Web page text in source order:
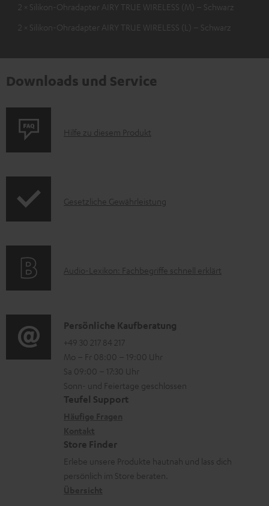
2 × Silikon-Ohradapter AIRY TRUE WIRELESS (M) – Schwarz
2 × Silikon-Ohradapter AIRY TRUE WIRELESS (L) – Schwarz
Downloads und Service
P
u
A
Hilfe zu diesem Produkt
I
r
t
i
o
n
e
r
Gesetzliche Gewährleistung
A
i
o
-
L
e
k
o
Audio-Lexikon: Fachbegriffe schnell erklärt
K
o
n
t
a
d
a
Persönliche Kaufberatung
+49 30 217 84 217
Mo – Fr 08:00 – 19:00 Uhr
Sa 09:00 – 17:30 Uhr
Sonn- und Feiertage geschlossen
Teufel Support
Store Finder
Erlebe unsere Produkte hautnah und lass dich
persönlich im Store beraten.